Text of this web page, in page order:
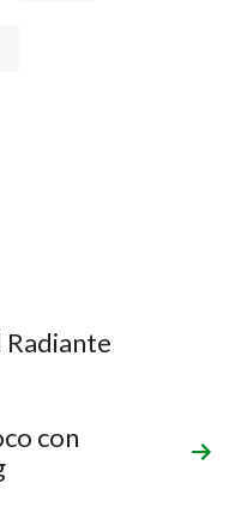
Radiante
con